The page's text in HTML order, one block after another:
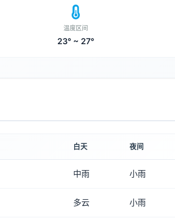
温度区间
23° ~ 27°
白天 夜间
中雨 小雨
多云 小雨